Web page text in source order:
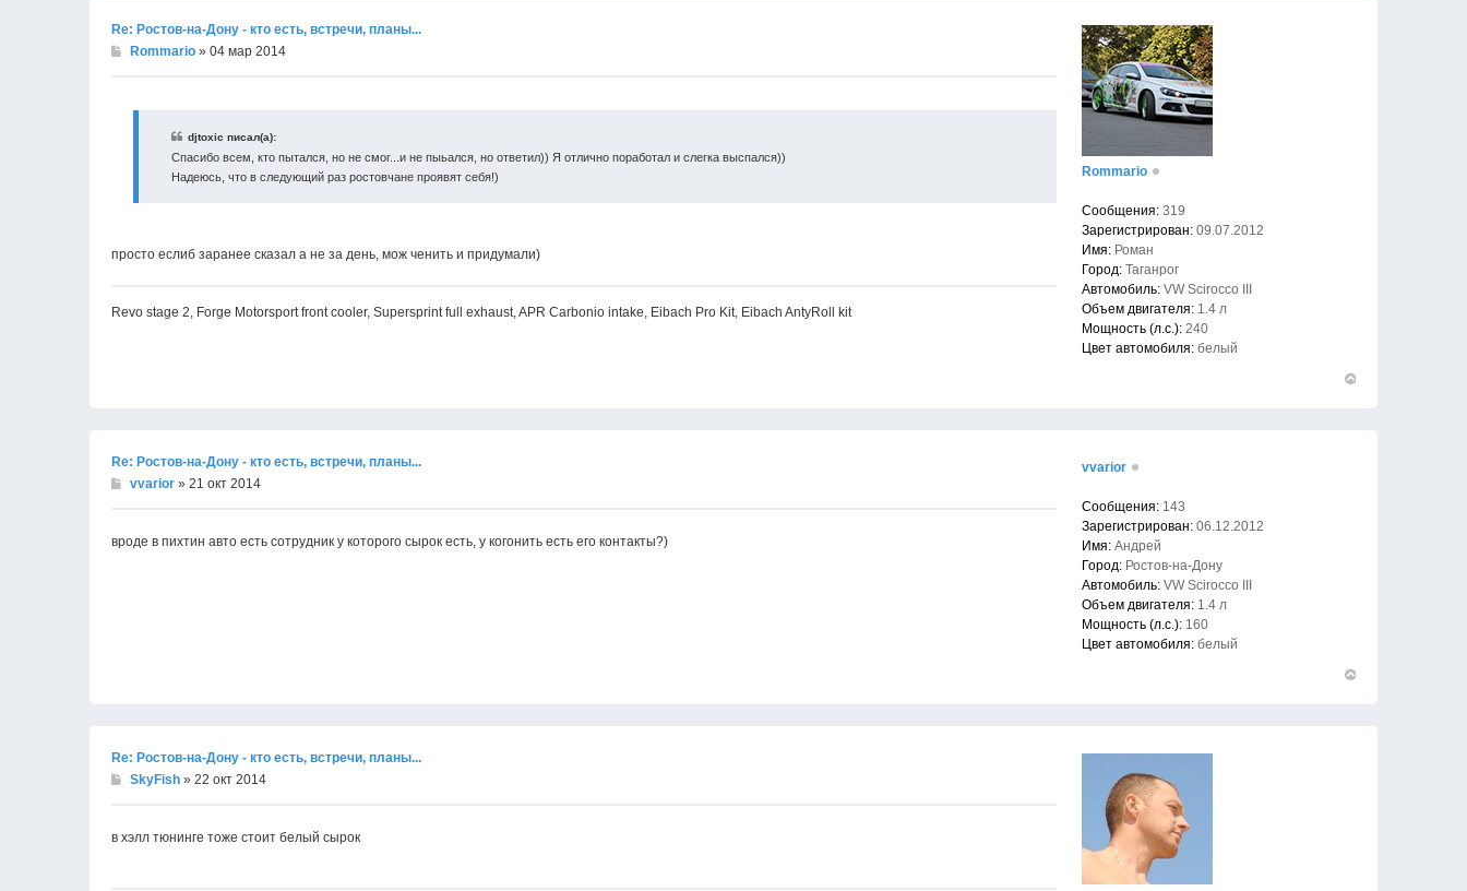
Re: Ростов-на-Дону - кто есть, встречи, планы...
Rommario » 04 мар 2014
djtoxic писал(а):
Спасибо всем, кто пытался, но не смог...и не пыьался, но ответил)) Я отлично поработал и слегка выспался))
Надеюсь, что в следующий раз ростовчане проявят себя!)
просто еслиб заранее сказал а не за день, мож ченить и придумали)
Revo stage 2, Forge Motorsport front cooler, Supersprint full exhaust, APR Carbonio intake, Eibach Pro Kit, Eibach AntyRoll kit
Rommario
Сообщения: 319
Зарегистрирован: 09.07.2012
Имя: Роман
Город: Таганрог
Автомобиль: VW Scirocco III
Объем двигателя: 1.4 л
Мощность (л.с.): 240
Цвет автомобиля: белый
Re: Ростов-на-Дону - кто есть, встречи, планы...
vvarior » 21 окт 2014
вроде в пихтин авто есть сотрудник у которого сырок есть, у когонить есть его контакты?)
vvarior
Сообщения: 143
Зарегистрирован: 06.12.2012
Имя: Андрей
Город: Ростов-на-Дону
Автомобиль: VW Scirocco III
Объем двигателя: 1.4 л
Мощность (л.с.): 160
Цвет автомобиля: белый
Re: Ростов-на-Дону - кто есть, встречи, планы...
SkyFish » 22 окт 2014
в хэлл тюнинге тоже стоит белый сырок